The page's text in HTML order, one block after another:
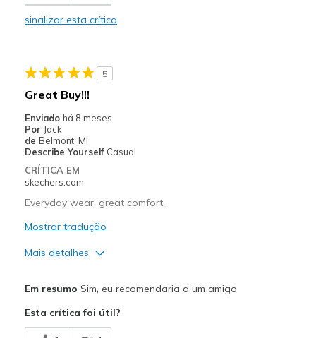
Contras
Need Break In
Casual Wear
Sizing
View On Shoes
Shoes are for Wearing
sinalizar esta crítica
5
Great Buy!!!
Enviado há 8 meses
Por Jack
de Belmont, MI
Describe Yourself Casual
CRÍTICA EM
skechers.com
Everyday wear, great comfort.
Mostrar tradução
Mais detalhes
Comfortable
Em resumo Sim, eu recomendaria a um amigo
Esta crítica foi útil?